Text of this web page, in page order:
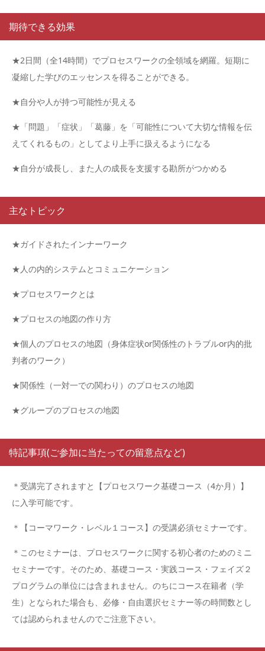
期待できる効果
★2日間（全14時間）でプロセスワークの全領域を網羅。短期に
凝縮した学びのエッセンスを得ることができる。
★自分や人が持つ可能性が見える
★「問題」「症状」「葛藤」を「可能性について大切な情報を伝
えてくれるもの」としてより上手に扱えるようになる
★自分が成長し、また人の成長を支援する勘所がつかめる
主なトピック
★ガイドされたインナーワーク
★人の内的システムとコミュニケーション
★プロセスワークとは
★プロセスの地図の作り方
★個人のプロセスの地図（身体症状or関係性のトラブルor内的批
判者のワーク）
★関係性（一対一での関わり）のプロセスの地図
★グループのプロセスの地図
特記事項(ご参加に当たっての留意点など)
＊受講完了されますと【プロセスワーク基礎コース（4か月）】
に入学可能です。
＊【コーマワーク・レベル１コース】の受講必須セミナーです。
＊このセミナーは、プロセスワークに関する初心者のためのミニ
セミナーです。そのため、基礎コース・実践コース・フェイズ２
プログラムの単位には含まれません。のちにコース在籍者（学
生）となられた場合も、必修・自由選択セミナー等の時間数とし
ては認められませんのでご注意下さい。